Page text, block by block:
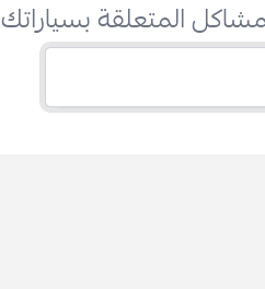
المتعلقة بسياراتك